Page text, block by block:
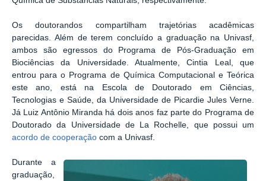
Os doutorandos compartilham trajetórias acadêmicas
parecidas. Além de terem concluído a graduação na Univasf,
ambos são egressos do Programa de Pós-Graduação em
Biociências da Universidade. Atualmente, Cintia Leal, que
entrou para o Programa de Química Computacional e Teórica
este ano, está na Escola de Doutorado em Ciências,
Tecnologias e Saúde, da Universidade de Picardie Jules Verne.
Já Luiz Antônio Miranda há dois anos faz parte do Programa de
Doutorado da Universidade de La Rochelle, que possui um
acordo de cooperação com a Univasf.
Durante a
graduação,